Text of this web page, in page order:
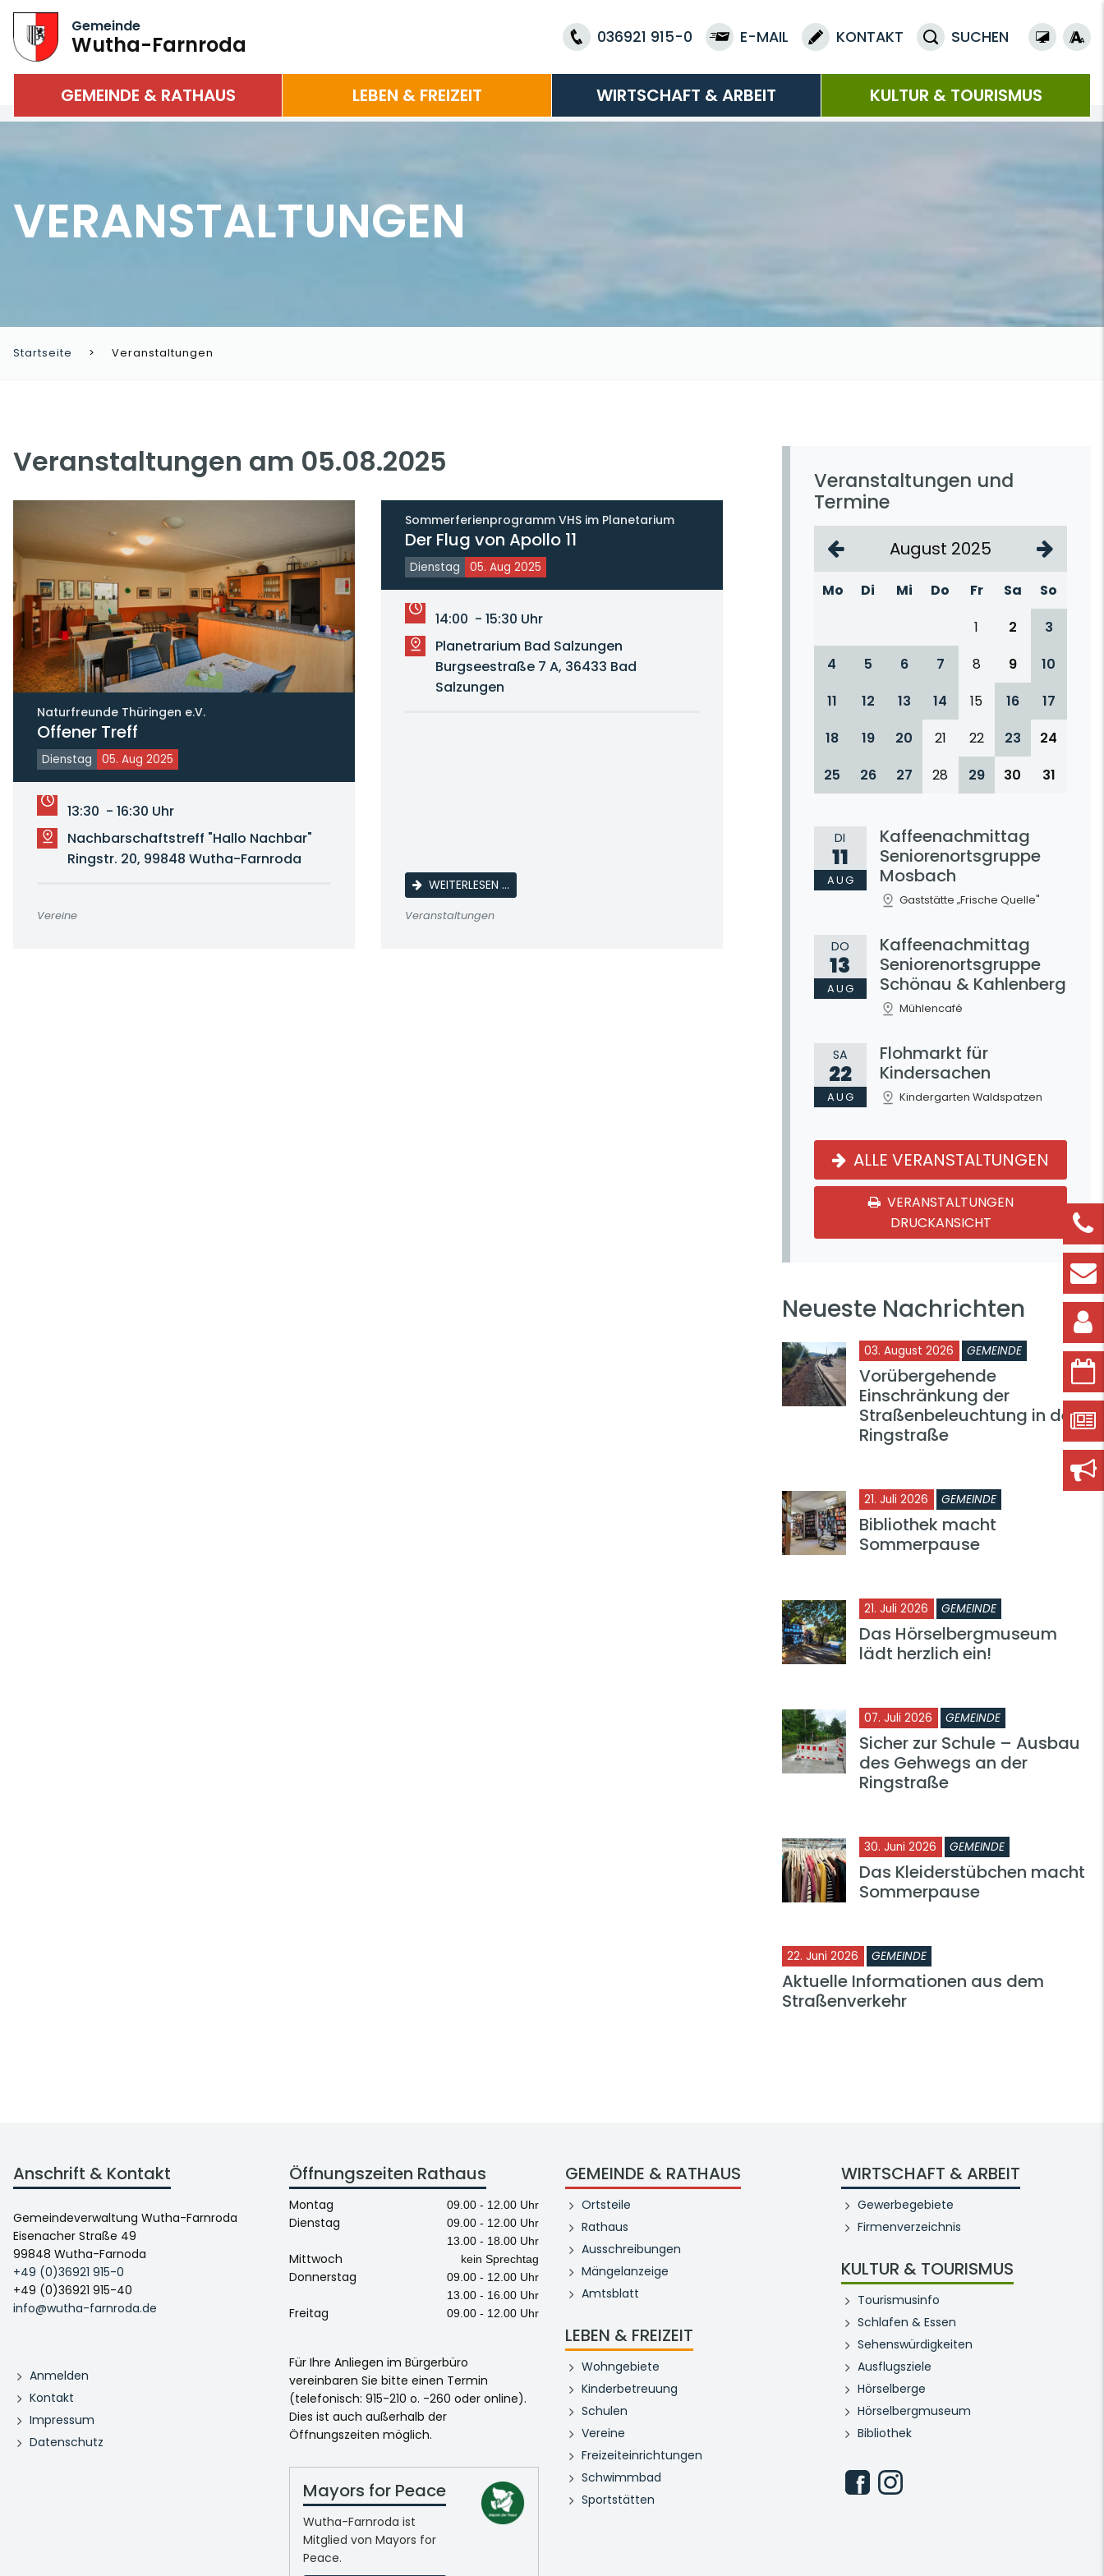
Gemeinde
Wutha-Farnroda 036921 915-0 E-MAIL KONTAKT SUCHEN
GEMEINDE & RATHAUS LEBEN & FREIZEIT WIRTSCHAFT & ARBEIT KULTUR & TOURISMUS
VERANSTALTUNGEN
Startseite Veranstaltungen
Veranstaltungen am 05.08.2025
Naturfreunde Thüringen e.V.
Offener Treff
Dienstag 05. Aug 2025
13:30 - 16:30 Uhr
Nachbarschaftstreff "Hallo Nachbar"
Ringstr. 20, 99848 Wutha-Farnroda
Vereine
Sommerferienprogramm VHS im Planetarium
Der Flug von Apollo 11
Dienstag 05. Aug 2025
14:00 - 15:30 Uhr
Planetrarium Bad Salzungen
Burgseestraße 7 A, 36433 Bad
Salzungen
WEITERLESEN …DER FLUG VON APOLLO 11
Veranstaltungen
Veranstaltungen und
Termine
August 2025
Mo Di Mi Do Fr Sa
So
1
2
3
4
5 6 7 8 9
10
11
12 13 14 15 16
17
18
19 20 21 22 23
24
25
26 27 28 29 30 31
DI
11
AUG
Kaffeenachmittag
Seniorenortsgruppe
Mosbach
Gaststätte „Frische Quelle"
DO
13
AUG
Kaffeenachmittag
Seniorenortsgruppe
Schönau & Kahlenberg
Mühlencafé
SA
22
AUG
Flohmarkt für
Kindersachen
Kindergarten Waldspatzen
ALLE VERANSTALTUNGEN
VERANSTALTUNGEN
DRUCKANSICHT
Neueste Nachrichten
03. August 2026 GEMEINDE
Vorübergehende
Einschränkung der
Straßenbeleuchtung in der
Ringstraße
21. Juli 2026 GEMEINDE
Bibliothek macht
Sommerpause
21. Juli 2026 GEMEINDE
Das Hörselbergmuseum
lädt herzlich ein!
07. Juli 2026 GEMEINDE
Sicher zur Schule – Ausbau
des Gehwegs an der
Ringstraße
30. Juni 2026 GEMEINDE
Das Kleiderstübchen macht
Sommerpause
22. Juni 2026 GEMEINDE
Aktuelle Informationen aus dem
Straßenverkehr
Anschrift & Kontakt
Gemeindeverwaltung Wutha-Farnroda
Eisenacher Straße 49
99848 Wutha-Farnoda
+49 (0)36921 915-0
+49 (0)36921 915-40
info@wutha-farnroda.de
Anmelden
Kontakt
Impressum
Datenschutz
Öffnungszeiten Rathaus
Montag 09.00 - 12.00 Uhr
Dienstag
09.00 - 12.00 Uhr
13.00 - 18.00 Uhr
Mittwoch kein Sprechtag
Donnerstag
09.00 - 12.00 Uhr
13.00 - 16.00 Uhr
Freitag 09.00 - 12.00 Uhr
Für Ihre Anliegen im Bürgerbüro
vereinbaren Sie bitte einen Termin
(telefonisch: 915-210 o. -260 oder online).
Dies ist auch außerhalb der
Öffnungszeiten möglich.
Mayors for Peace
Wutha-Farnroda ist
Mitglied von Mayors for
Peace.
GEMEINDE & RATHAUS
Ortsteile
Rathaus
Ausschreibungen
Mängelanzeige
Amtsblatt
LEBEN & FREIZEIT
Wohngebiete
Kinderbetreuung
Schulen
Vereine
Freizeiteinrichtungen
Schwimmbad
Sportstätten
WIRTSCHAFT & ARBEIT
Gewerbegebiete
Firmenverzeichnis
KULTUR & TOURISMUS
Tourismusinfo
Schlafen & Essen
Sehenswürdigkeiten
Ausflugsziele
Hörselberge
Hörselbergmuseum
Bibliothek